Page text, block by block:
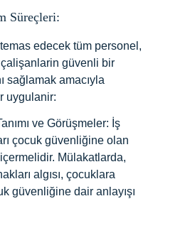
Süreçleri:
güvenli bir
sağlamak amacıyla
uygulanir:
çocuk güvenliğine olan
Mülakatlarda,
algısı, çocuklara
güvenliğine dair anlayışı